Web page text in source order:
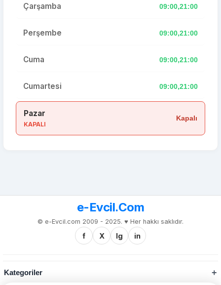
Çarşamba 09:00,21:00
Perşembe 09:00,21:00
Cuma 09:00,21:00
Cumartesi 09:00,21:00
Pazar
KAPALI
Kapalı
e-Evcil.Com
© e-Evcil.com 2009 - 2025. ♥️ Her hakkı saklıdır.
f X Ig in
Kategoriler